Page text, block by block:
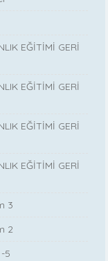
EĞİTİMİ GERİ
EĞİTİMİ GERİ
EĞİTİMİ GERİ
EĞİTİMİ GERİ
3
2
5